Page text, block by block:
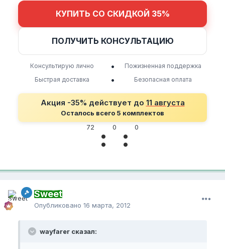
КУПИТЬ СО СКИДКОЙ 35%
ПОЛУЧИТЬ КОНСУЛЬТАЦИЮ
Консультирую лично •
Пожизненная поддержка
Быстрая доставка
• Безопасная оплата
Акция -35% действует до 11 августа
Осталось всего 5 комплектов
Sweet
Опубликовано 16 марта, 2012
wayfarer сказал: